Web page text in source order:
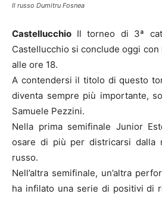
Il russo Dumitru Fosnea
Castellucchio Il torneo di 3ª
Castellucchio si conclude oggi
alle ore 18.
A contendersi il titolo di questo
diventa sempre più importante,
Samuele Pezzini.
Nella prima semifinale Junior
osare di più per districarsi dalla
russo.
Nell’altra semifinale, un’altra
ha infilato una serie di positivi di